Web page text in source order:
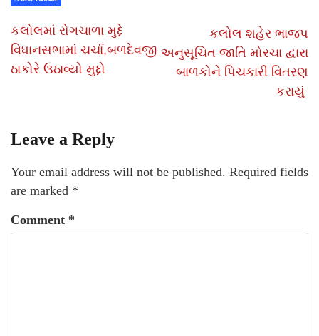
કલોલમાં રોગચાળા મુદ્દે
વિધાનસભામાં ચર્ચા,બળદેવજી
ઠાકોરે ઉઠાવ્યો મુદ્દો
કલોલ શહેર ભાજપ
અનુસૂચિત જાતિ મોરચા દ્વારા
બાળકોને પિચકારી વિતરણ
કરાયું
Leave a Reply
Your email address will not be published. Required fields
are marked *
Comment *